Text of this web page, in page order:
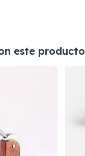
este producto